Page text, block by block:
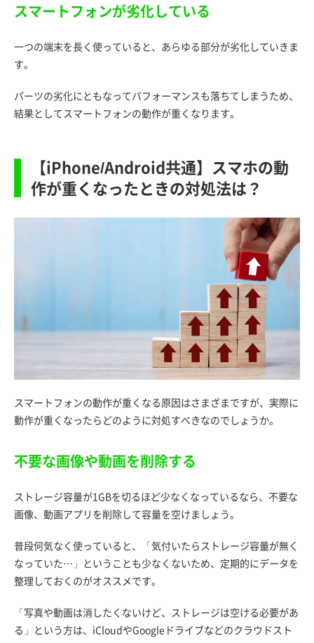
スマートフォンが劣化している
一つの端末を長く使っていると、あらゆる部分が劣化していきま
す。
パーツの劣化にともなってパフォーマンスも落ちてしまうため、
結果としてスマートフォンの動作が重くなります。
【iPhone/Android共通】スマホの動
作が重くなったときの対処法は？
スマートフォンの動作が重くなる原因はさまざまですが、実際に
動作が重くなったらどのように対処すべきなのでしょうか。
不要な画像や動画を削除する
ストレージ容量が1GBを切るほど少なくなっているなら、不要な
画像、動画アプリを削除して容量を空けましょう。
普段何気なく使っていると、「気付いたらストレージ容量が無く
なっていた…」ということも少なくないため、定期的にデータを
整理しておくのがオススメです。
「写真や動画は消したくないけど、ストレージは空ける必要があ
る」という方は、iCloudやGoogleドライブなどのクラウドスト